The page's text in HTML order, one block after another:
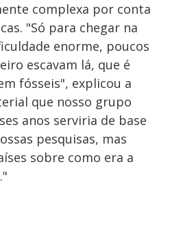
complexa por conta
"Só para chegar na
enorme, poucos
escavam lá, que é
fósseis", explicou a
que nosso grupo
anos serviria de base
pesquisas, mas
sobre como era a